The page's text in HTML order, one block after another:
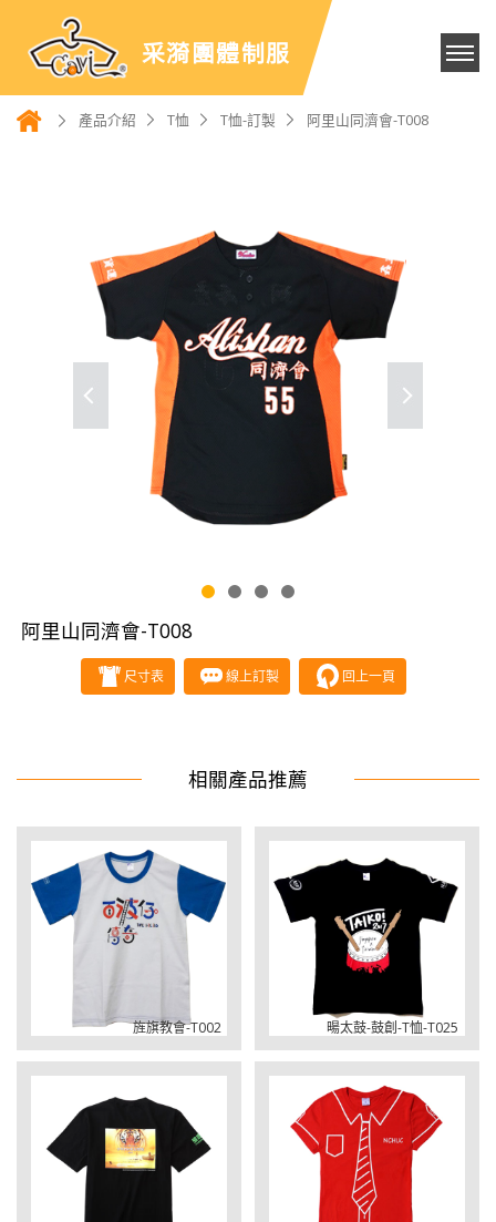
采漪團體制服
產品介紹 T恤 T恤-訂製 阿里山同濟會-T008
阿里山同濟會-T008
尺寸表 線上訂製 回上一頁
相關產品推薦
旌旗教會-T002 暘太鼓-鼓創-T恤-T025